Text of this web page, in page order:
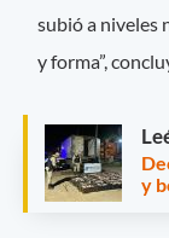
subió a niveles
y forma”,
y